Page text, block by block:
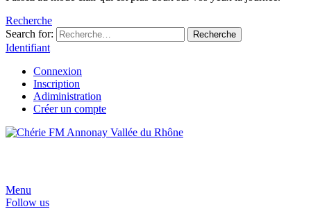
Recherche
Search for:
Recherche
Identifiant
Connexion
Inscription
Adiministration
Créer un compte
Menu
Follow us